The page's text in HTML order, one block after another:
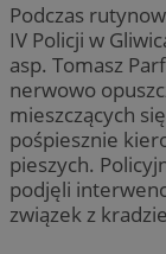
Podczas
IV Policji w
asp. Tomasz
nerwowo
mieszczących
pośpiesznie
pieszych.
podjęli
związek z